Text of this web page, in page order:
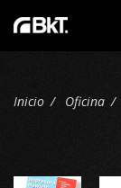
Inicio Oficina